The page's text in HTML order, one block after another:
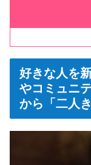
好きな人を
やコミュニ
から「二人